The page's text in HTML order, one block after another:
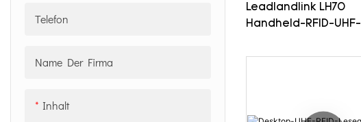
Telefon
Name Der Firma
Inhalt
Leadlandlink LH70
Handheld-RFID-UHF-